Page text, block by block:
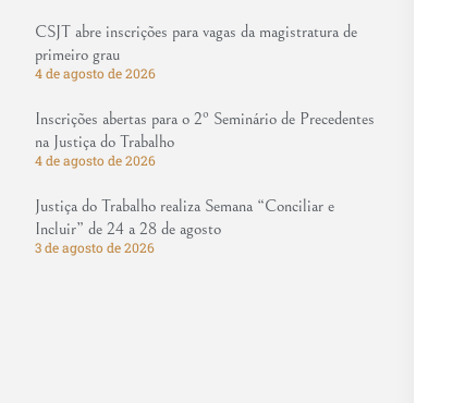
CSJT abre inscrições para vagas da magistratura de
primeiro grau
4 de agosto de 2026
Inscrições abertas para o 2º Seminário de Precedentes
na Justiça do Trabalho
4 de agosto de 2026
Justiça do Trabalho realiza Semana “Conciliar e
Incluir” de 24 a 28 de agosto
3 de agosto de 2026